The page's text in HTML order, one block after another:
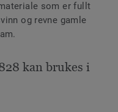
som er fullt
og revne gamle
kan brukes i